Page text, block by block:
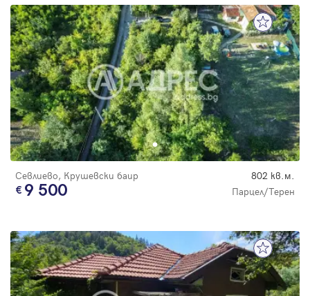
Севлиево, Крушевски баир 802 кв.м.
9 500 Парцел/Терен